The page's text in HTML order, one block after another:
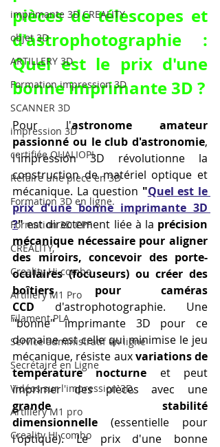
imprimante 3D CREALITY
objet 3D
ARTILLERY 3D
Formation impression 3D
SCANNER 3D
impression 3D
certifiée QUALIOPI
Refaire une piece en 3D
Formation 3D en ligne.
Formation 3D CPF
CREALITY,
Creality Hi combo
Artillery M1 Pro
Filament PLA
Service administratif en ligne
Secrétaire en Ligne
Vidéos sur l'impression 3D,
Artillery M1 pro
Creality HI combo
pièces de télescopes et
d'astrophotographie :
Quel est le prix d'une
bonne imprimante 3D ?
Pour l'astronome amateur
passionné ou le club d'astronomie,
l'impression 3D révolutionne la
construction de matériel optique et
mécanique. La question "Quel est le
prix d'une bonne imprimante 3D
?" est directement liée à la précision
mécanique nécessaire pour aligner
des miroirs, concevoir des porte-
oculaires (focuseurs) ou créer des
boîtiers pour caméras
CCD d'astrophotographie. Une
"bonne" imprimante 3D pour ce
domaine est celle qui minimise le jeu
mécanique, résiste aux variations de
température nocturne et peut
grande stabilité
dimensionnelle (essentielle pour
l'optique). Le prix d'une bonne